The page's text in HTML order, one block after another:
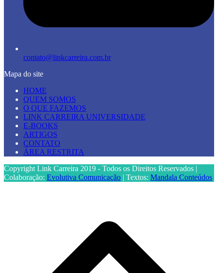
contato@linkcarreira.com.br
Mapa do site
HOME
QUEM SOMOS
O QUE FAZEMOS
LINK CARREIRA UNIVERSIDADE
E-BOOKS
ARTIGOS
CONTATO
ÁREA RESTRITA
Copyright Link Carreira 2019 - Todos os Direitos Reservados |
Colaboração: Evolutiva Comunicação | Textos: Mandala Conteúdos